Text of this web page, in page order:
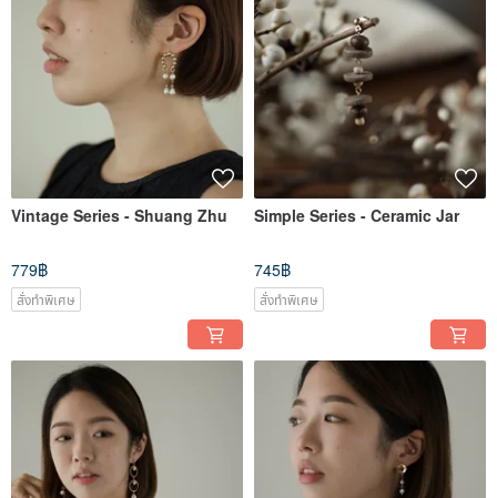
Vintage Series - Shuang Zhu
779฿
สั่งทำพิเศษ
Simple Series - Ceramic Jar
745฿
สั่งทำพิเศษ